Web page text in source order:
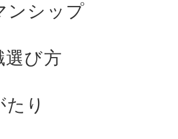
ンシップ
選び方
り